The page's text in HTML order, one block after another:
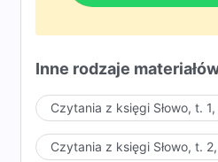
Inne rodzaje
Czytania z księgi Słowo, t.
Czytania z księgi Słowo, t.